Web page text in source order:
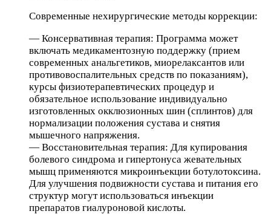
Современные нехирургические методы коррекции:
— Консервативная терапия: Программа может
включать медикаментозную поддержку (прием
современных анальгетиков, миорелаксантов или
противовоспалительных средств по показаниям),
курсы физиотерапевтических процедур и
обязательное использование индивидуально
изготовленных окклюзионных шин (сплинтов) для
нормализации положения сустава и снятия
мышечного напряжения.
— Восстановительная терапия: Для купирования
болевого синдрома и гипертонуса жевательных
мышц применяются микроинъекции ботулотоксина.
Для улучшения подвижности сустава и питания его
структур могут использоваться инъекции
препаратов гиалуроновой кислоты.